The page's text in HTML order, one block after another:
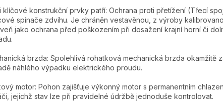
klíčové konstrukční prvky patří: Ochrana proti přetížení (Třecí
spínače zdvihu. Je chráněn vestavěnou, z výroby
jako ochrana před poškozením při dosažení krajní horní či
brzda: Spolehlivá rohatková mechanická brzda okamžitě
náhlého výpadku elektrického proudu.
motor: Pohon zajišťuje výkonný motor s permanentním
jejichž stav lze při pravidelné údržbě jednoduše kontrolovat.